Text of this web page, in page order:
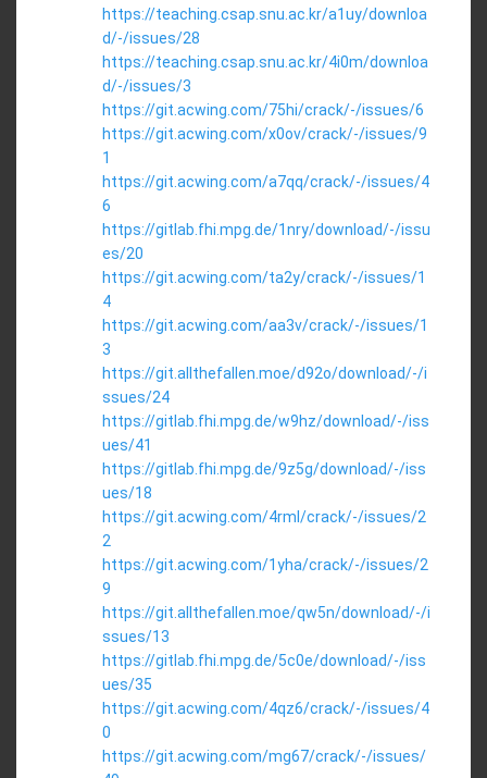
https://teaching.csap.snu.ac.kr/a1uy/downloa
d/-/issues/28
https://teaching.csap.snu.ac.kr/4i0m/downloa
d/-/issues/3
https://git.acwing.com/75hi/crack/-/issues/6
https://git.acwing.com/x0ov/crack/-/issues/9
1
https://git.acwing.com/a7qq/crack/-/issues/4
6
https://gitlab.fhi.mpg.de/1nry/download/-/issu
es/20
https://git.acwing.com/ta2y/crack/-/issues/1
4
https://git.acwing.com/aa3v/crack/-/issues/1
3
https://git.allthefallen.moe/d92o/download/-/i
ssues/24
https://gitlab.fhi.mpg.de/w9hz/download/-/iss
ues/41
https://gitlab.fhi.mpg.de/9z5g/download/-/iss
ues/18
https://git.acwing.com/4rml/crack/-/issues/2
2
https://git.acwing.com/1yha/crack/-/issues/2
9
https://git.allthefallen.moe/qw5n/download/-/i
ssues/13
https://gitlab.fhi.mpg.de/5c0e/download/-/iss
ues/35
https://git.acwing.com/4qz6/crack/-/issues/4
0
https://git.acwing.com/mg67/crack/-/issues/